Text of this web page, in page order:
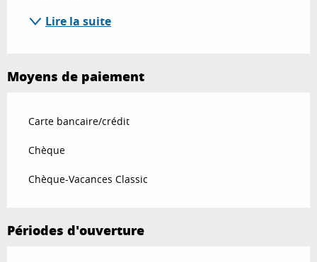
Lire la suite
Moyens de paiement
Carte bancaire/crédit
Chèque
Chèque-Vacances Classic
Périodes d'ouverture